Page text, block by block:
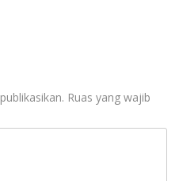
Ruas yang wajib